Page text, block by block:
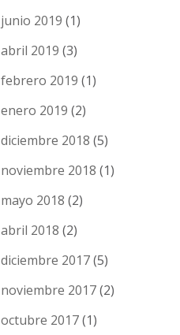
junio 2019 (1)
abril 2019 (3)
febrero 2019 (1)
enero 2019 (2)
diciembre 2018 (5)
noviembre 2018 (1)
mayo 2018 (2)
abril 2018 (2)
diciembre 2017(5)
noviembre 2017(2)
octubre 2017(1)